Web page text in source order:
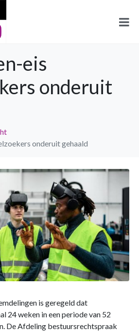
eis
onderuit
onderuit gehaald
is geregeld dat
24 weken in een periode van 52
De Afdeling bestuursrechtspraak